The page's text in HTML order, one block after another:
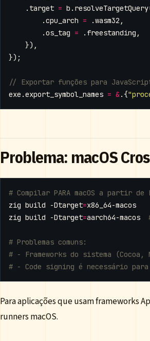
. target = b . resolveTargetQuery
.cpu_arch = .wasm32 ,
.os_tag = . freestanding ,
}),
});
exe .export_symbol_names = &.{
Problema: macOS
# Compilar PARA macOS a partir de
zig build -Dtarget=
zig build -Dtarget=aarch64-macos
# Problemas comuns:
# - Frameworks do sistema
# - Code signing é necessário para
Para aplicações que usam frameworks
runners macOS.